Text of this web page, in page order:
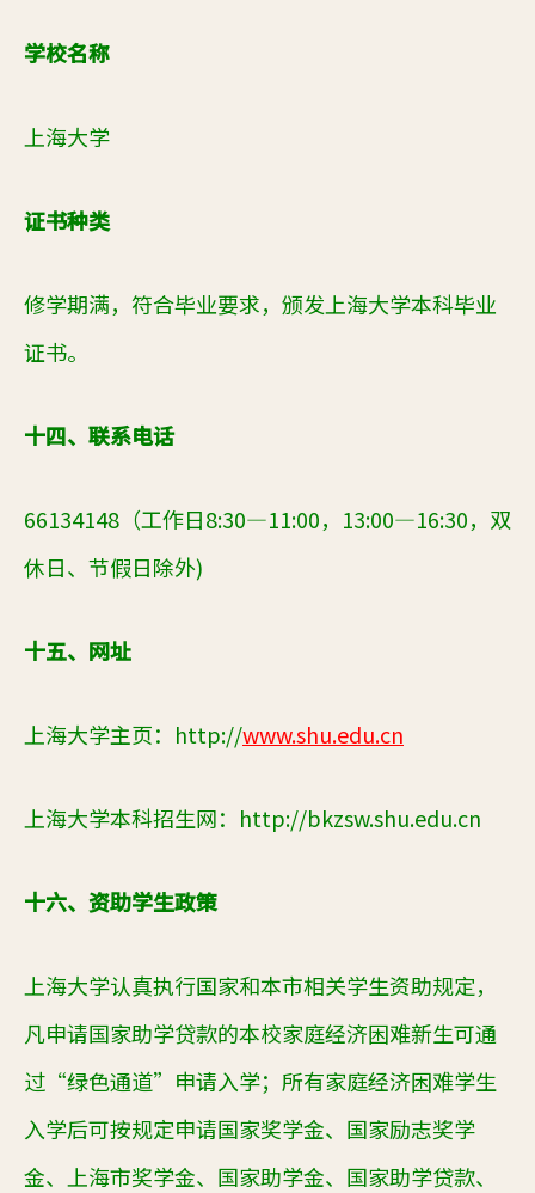
学校名称
上海大学
证书种类
修学期满，符合毕业要求，颁发上海大学本科毕业
证书。
十四、联系电话
66134148（工作日8:30—11:00，13:00—16:30，双
休日、节假日除外)
十五、网址
上海大学主页：http://www.shu.edu.cn
上海大学本科招生网：http://bkzsw.shu.edu.cn
十六、资助学生政策
上海大学认真执行国家和本市相关学生资助规定，
凡申请国家助学贷款的本校家庭经济困难新生可通
过“绿色通道”申请入学；所有家庭经济困难学生
入学后可按规定申请国家奖学金、国家励志奖学
金、上海市奖学金、国家助学金、国家助学贷款、